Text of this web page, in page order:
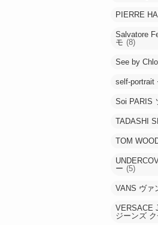
PIERRE
Salvatore
モ (8)
See by
self-portrait
Soi PARIS
TADASHI
TOM
ー (5)
VANS ヴァ
VERSACE
ジーンズ